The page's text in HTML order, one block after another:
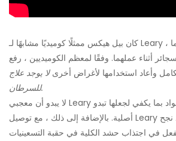
كان بيل هيكس ممثلًا كوميديًا مشابهًا لـ Leary ، بما في ذلك كونهما
أثناء عملهما. وفقًا لمعظم الكوميديين ، رفع
وأعاد استخدامها لأغراض أخرىلا يوجد علاج
للسرطان.
لا يبدو أن معجبي Leary يهتمون لأنه ارتدى المواد بما يكفي لجعلها تبدو
أصلية. بالإضافة إلى ذلك ، مع توصيل Leary الأكثر عدوانية ، فقد نجح